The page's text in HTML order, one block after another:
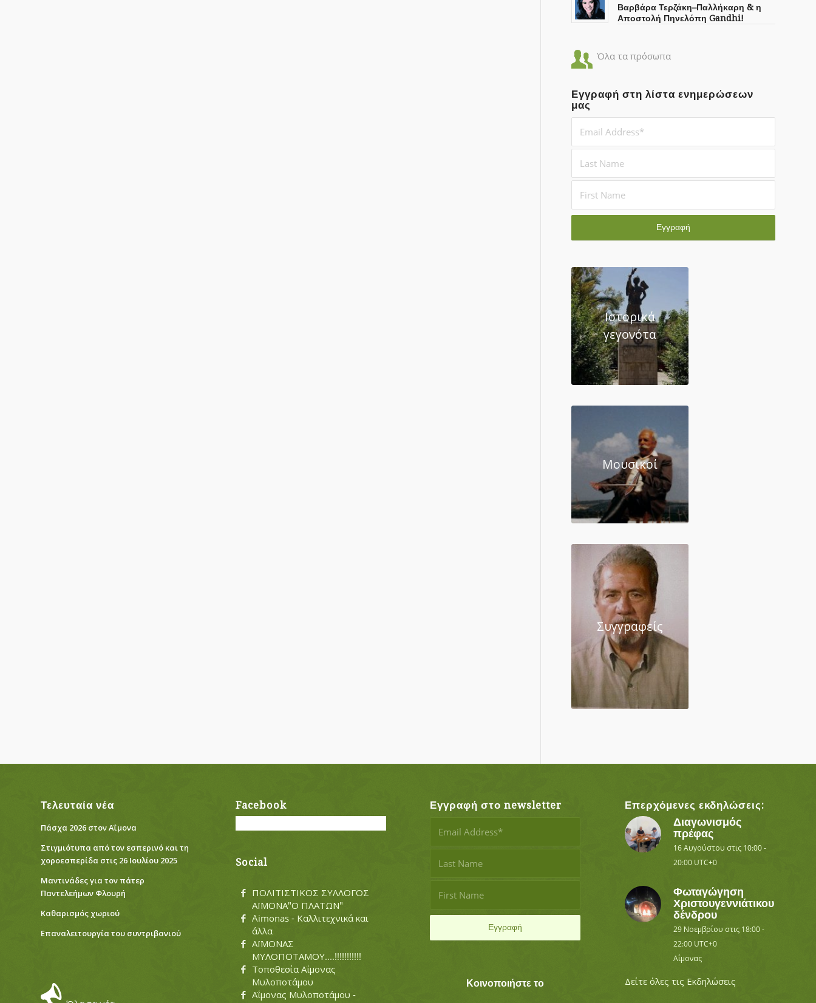
Βαρβάρα Τερζάκη–Παλλήκαρη & η
Αποστολή Πηνελόπη Gandhi!
Όλα τα πρόσωπα
Εγγραφή στη λίστα ενημερώσεων
μας
Ιστορικά
γεγονότα
Μουσικοί
Συγγραφείς
Τελευταία νέα
Πάσχα 2026 στον Αΐμονα
Στιγμιότυπα από τον εσπερινό και τη
χοροεσπερίδα στις 26 Ιουλίου 2025
Μαντινάδες για τον πάτερ
Παντελεήμων Φλουρή
Καθαρισμός χωριού
Eπαναλειτουργία του συντριβανιού
Facebook
Social
ΠΟΛΙΤΙΣΤΙΚΟΣ ΣΥΛΛΟΓΟΣ
ΑΪΜΟΝΑ"Ο ΠΛΑΤΩΝ"
Aimonas - Καλλιτεχνικά και
άλλα
ΑΪΜΟΝΑΣ
ΜΥΛΟΠΟΤΑΜΟΥ....!!!!!!!!!!!
Τοποθεσία Αΐμονας
Μυλοποτάμου
Αΐμονας Μυλοποτάμου -
Εγγραφή στο newsletter
Κοινοποιήστε το
Επερχόμενες εκδηλώσεις:
Διαγωνισμός
πρέφας
16 Αυγούστου στις 10:00-
20:00 UTC+0
Φωταγώγηση
Χριστουγεννιάτικου
δένδρου
29 Νοεμβρίου στις 18:00-
22:00 UTC+0
Αΐμονας
Δείτε όλες τις Εκδηλώσεις